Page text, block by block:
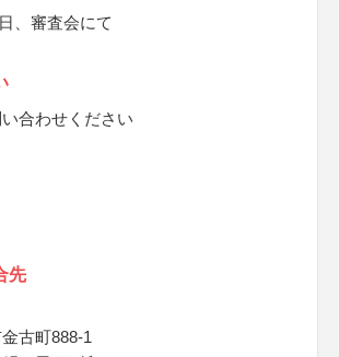
、審査会にて
合わせください
先
古町888-1